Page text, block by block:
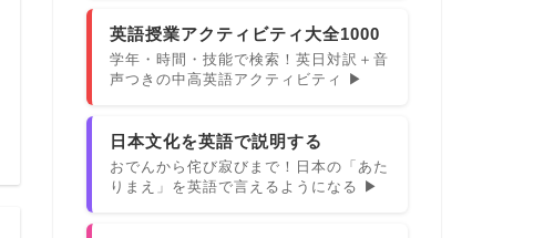
英語授業アクティビティ大全1000
学年・時間・技能で検索！英日対訳＋音
声つきの中高英語アクティビティ ▶
日本文化を英語で説明する
おでんから侘び寂びまで！日本の「あた
りまえ」を英語で言えるようになる ▶